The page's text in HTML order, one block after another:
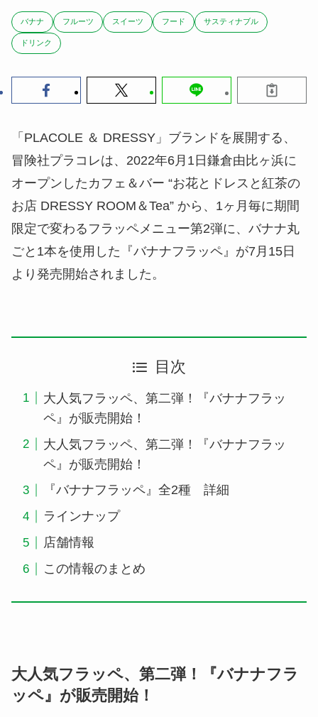
バナナ フルーツ スイーツ フード サスティナブル
ドリンク
「PLACOLE ＆ DRESSY」ブランドを展開する、
冒険社プラコレは、2022年6月1日鎌倉由比ヶ浜に
オープンしたカフェ＆バー “お花とドレスと紅茶の
お店 DRESSY ROOM＆Tea” から、1ヶ月毎に期間
限定で変わるフラッペメニュー第2弾に、バナナ丸
ごと1本を使用した『バナナフラッペ』が7月15日
より発売開始されました。
目次
大人気フラッペ、第二弾！『バナナフラッ
ペ』が販売開始！
大人気フラッペ、第二弾！『バナナフラッ
ペ』が販売開始！
『バナナフラッペ』全2種 詳細
ラインナップ
店舗情報
この情報のまとめ
大人気フラッペ、第二弾！『バナナフラ
ッペ』が販売開始！